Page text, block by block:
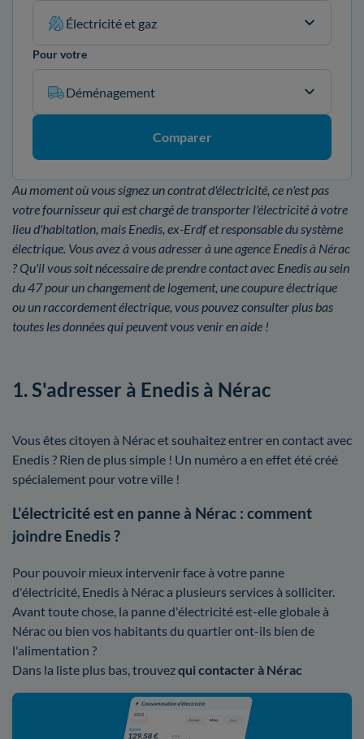
Électricité et gaz
Pour votre
Déménagement
Comparer
Au moment où vous signez un contrat d'électricité, ce n'est pas
votre fournisseur qui est chargé de transporter l'électricité à votre
lieu d'habitation, mais Enedis, ex-Erdf et responsable du système
électrique. Vous avez à vous adresser à une agence Enedis à Nérac
? Qu'il vous soit nécessaire de prendre contact avec Enedis au sein
du 47 pour un changement de logement, une coupure électrique
ou un raccordement électrique, vous pouvez consulter plus bas
toutes les données qui peuvent vous venir en aide !
1. S'adresser à Enedis à Nérac
Vous êtes citoyen à Nérac et souhaitez entrer en contact avec
Enedis ? Rien de plus simple ! Un numéro a en effet été créé
spécialement pour votre ville !
L'électricité est en panne à Nérac : comment
joindre Enedis ?
Pour pouvoir mieux intervenir face à votre panne
d'électricité, Enedis à Nérac a plusieurs services à solliciter.
Avant toute chose, la panne d'électricité est-elle globale à
Nérac ou bien vos habitants du quartier ont-ils bien de
l'alimentation ?
Dans la liste plus bas, trouvezqui contacter à Nérac